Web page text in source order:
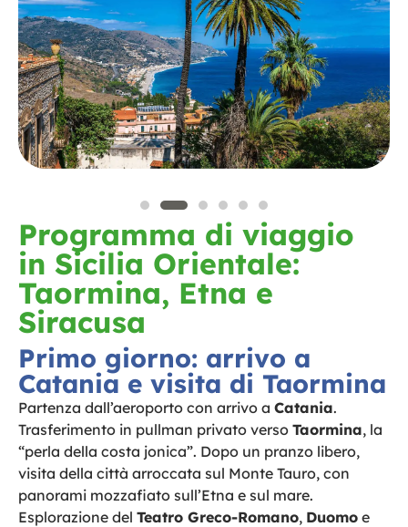
Programma di viaggio
in Sicilia Orientale:
Taormina, Etna e
Siracusa
Primo giorno: arrivo a
Catania e visita di Taormina
Partenza dall’aeroporto con arrivo a Catania.
Trasferimento in pullman privato verso Taormina, la
“perla della costa jonica”. Dopo un pranzo libero,
visita della città arroccata sul Monte Tauro, con
panorami mozzafiato sull’Etna e sul mare.
Esplorazione del Teatro Greco-Romano, Duomo e